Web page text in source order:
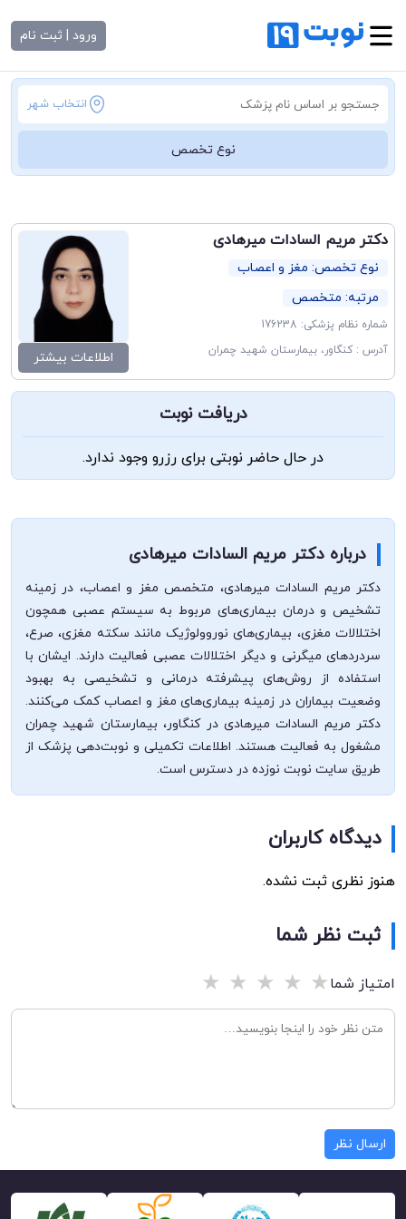
ورود | ثبت نام
انتخاب شهر
نوع تخصص
دکتر مریم السادات میرهادی
نوع تخصص: مغز و اعصاب
مرتبه: متخصص
شماره نظام پزشکی: 176238
آدرس : کنگاور، بیمارستان شهید چمران
اطلاعات بیشتر
دریافت نوبت
در حال حاضر نوبتی برای رزرو وجود ندارد.
درباره دکتر مریم السادات میرهادی
دکتر مریم السادات میرهادی، متخصص مغز و اعصاب، در زمینه
تشخیص و درمان بیماری‌های مربوط به سیستم عصبی همچون
اختلالات مغزی، بیماری‌های نوروولوژیک مانند سکته مغزی، صرع،
سردردهای میگرنی و دیگر اختلالات عصبی فعالیت دارند. ایشان با
استفاده از روش‌های پیشرفته درمانی و تشخیصی به بهبود
وضعیت بیماران در زمینه بیماری‌های مغز و اعصاب کمک می‌کنند.
دکتر مریم السادات میرهادی در کنگاور، بیمارستان شهید چمران
مشغول به فعالیت هستند. اطلاعات تکمیلی و نوبت‌دهی پزشک از
طریق سایت نوبت نوزده در دسترس است.
دیدگاه کاربران
هنوز نظری ثبت نشده.
ثبت نظر شما
امتیاز شما★
★
★
★
★
ارسال نظر